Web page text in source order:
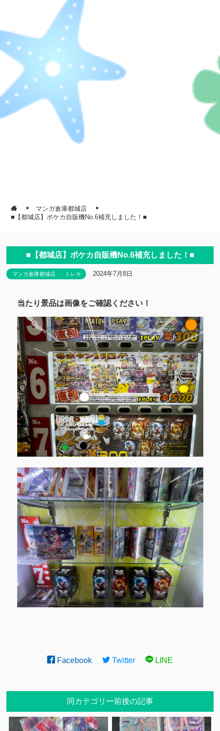
マンガ倉庫都城店
■【都城店】ポケカ自販機No.6補充しました！■
■【都城店】ポケカ自販機No.6補充しました！■
マンガ倉庫都城店 トレカ 2024年7月8日
当たり景品は画像をご確認ください！
Facebook Twitter LINE
同カテゴリー前後の記事